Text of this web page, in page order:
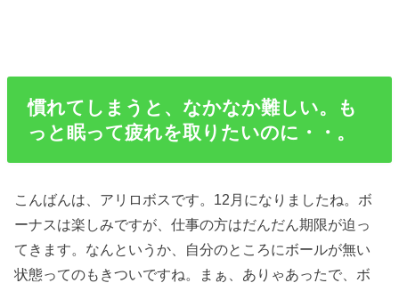
慣れてしまうと、なかなか難しい。も
っと眠って疲れを取りたいのに・・。
こんばんは、アリロボスです。12月になりましたね。ボ
ーナスは楽しみですが、仕事の方はだんだん期限が迫っ
てきます。なんというか、自分のところにボールが無い
状態ってのもきついですね。まぁ、ありゃあったで、ボ